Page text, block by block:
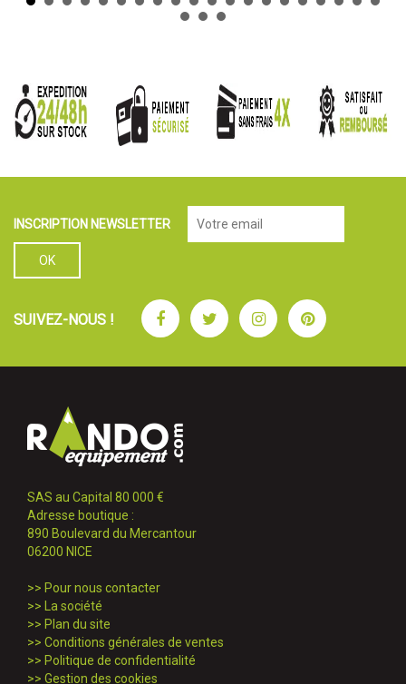
INSCRIPTION NEWSLETTER
SUIVEZ-NOUS ! FacebookTwitterInstagramPinterest
SAS au Capital 80 000 €
Adresse boutique :
890 Boulevard du Mercantour
06200 NICE
>> Pour nous contacter
>>
La société
>> Plan du site
>> Conditions générales de ventes
>> Politique de confidentialité
>> Gestion des cookies